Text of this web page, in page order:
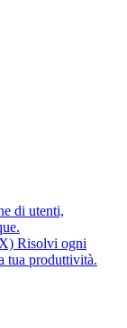
di utenti,
Risolvi ogni
tua produttività.